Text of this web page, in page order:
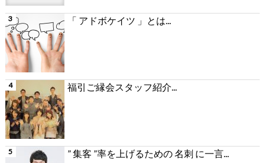
「 アドボケイツ 」とは...
福引ご縁会スタッフ紹介...
” 集客 ”率を上げるための 名刺 に一言...